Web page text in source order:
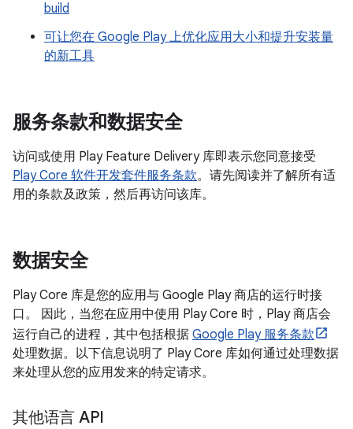
build
可让您在 Google Play 上优化应用大小和提升安装量
的新工具
服务条款和数据安全
访问或使用 Play Feature Delivery 库即表示您同意接受
Play Core 软件开发套件服务条款。请先阅读并了解所有适
用的条款及政策，然后再访问该库。
数据安全
Play Core 库是您的应用与 Google Play 商店的运行时接
口。 因此，当您在应用中使用 Play Core 时，Play 商店会
运行自己的进程，其中包括根据 Google Play 服务条款
处理数据。以下信息说明了 Play Core 库如何通过处理数据
来处理从您的应用发来的特定请求。
其他语言 API